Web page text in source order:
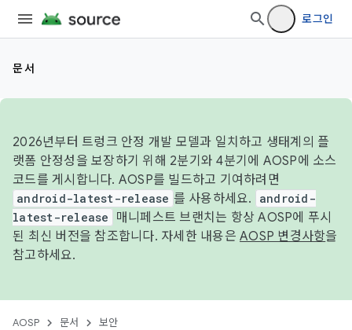
로그인
문서
2026년부터 트렁크 안정 개발 모델과 일치하고 생태계의 플
랫폼 안정성을 보장하기 위해 2분기와 4분기에 AOSP에 소스
코드를 게시합니다. AOSP를 빌드하고 기여하려면
android-latest-release 를 사용하세요.
android-
latest-release
매니페스트 브랜치는 항상 AOSP에 푸시
된 최신 버전을 참조합니다. 자세한 내용은 AOSP 변경사항을
참고하세요.
AOSP 문서 보안